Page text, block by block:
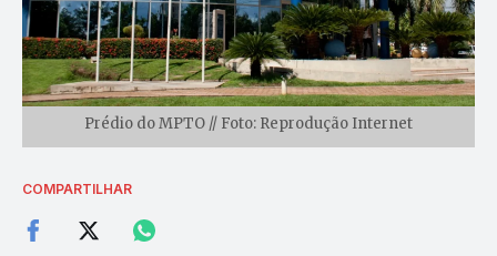
Prédio do MPTO // Foto: Reprodução Internet
COMPARTILHAR